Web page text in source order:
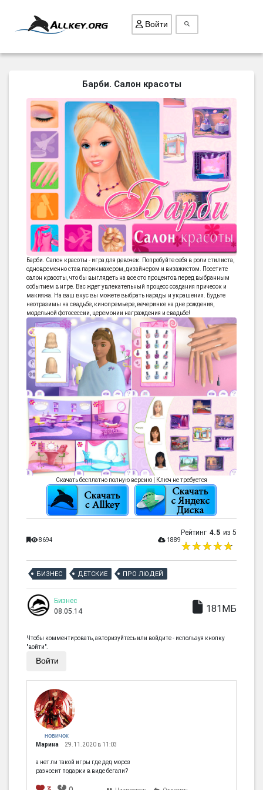
ПОИСК ПРЕДМЕТОВ
ГОЛОВОЛОМКИ
БИЗНЕС
ТРИ-В-РЯД
СТРАТЕГИИ
СТРЕЛЯЛКИ
КВЕСТ
КАК СКАЧАТЬ
НОВОСТИ
Войти
Барби. Салон красоты
Барби. Салон красоты - игра для девочек. Попробуйте себя в роли стилиста,
одновременно став парикмахером, дизайнером и визажистом. Посетите
салон красоты, что бы выглядеть на все сто процентов перед выбранным
событием в игре. Вас ждет увлекательный процесс создания причесок и
макияжа. На ваш вкус вы можете выбрать наряды и украшения. Будьте
неотразимы на свадьбе, кинопремьере, вечеринке на дне рождения,
модельной фотосессии, церемонии награждения и свадьбе!
Скачать бесплатно полную версию | Ключ не требуется
8694 1889
Рейтинг 4.5 из 5
БИЗНЕС ДЕТСКИЕ ПРО ЛЮДЕЙ
Бизнес
08.05.14
181МБ
Чтобы комментировать, авторизуйтесь или войдите - используя кнопку
"войти".
Войти
НОВИЧОК
Марина 29.11.2020 в 11:03
а нет ли такой игры где дед мороз
разносит подарки в виде бегали?